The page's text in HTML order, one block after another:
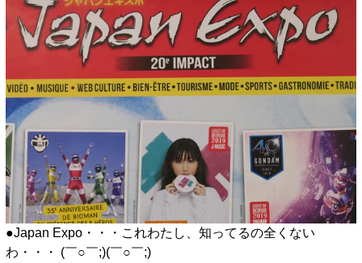
●Japan Expo・・・これわたし、知ってるの全くない
わ・・・ (￣○￣;)(￣○￣;)